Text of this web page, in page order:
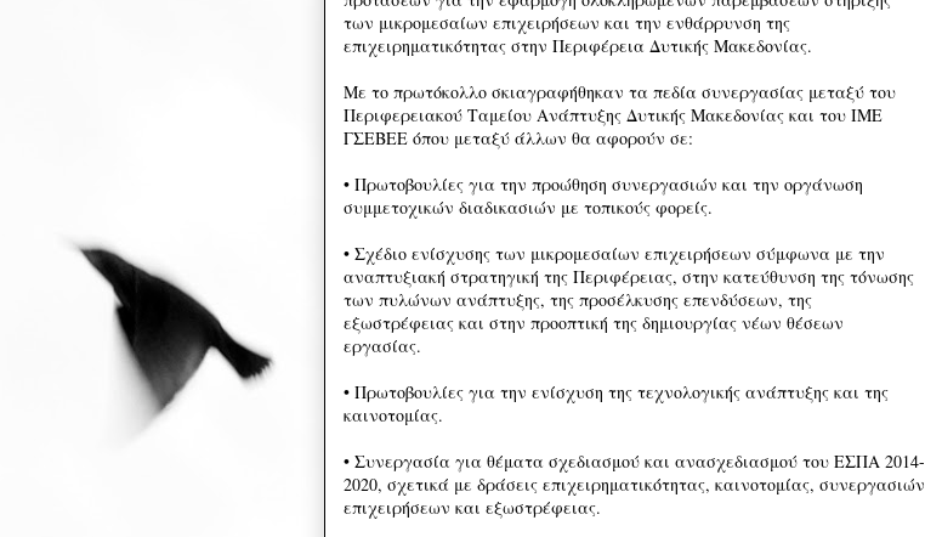
των μικρομεσαίων επιχειρήσεων και την ενθάρρυνση της
επιχειρηματικότητας στην Περιφέρεια Δυτικής Μακεδονίας.
Με το πρωτόκολλο σκιαγραφήθηκαν τα πεδία συνεργασίας μεταξύ του
Περιφερειακού Ταμείου Ανάπτυξης Δυτικής Μακεδονίας και του ΙΜΕ
ΓΣΕΒΕΕ όπου μεταξύ άλλων θα αφορούν σε:
• Πρωτοβουλίες για την προώθηση συνεργασιών και την οργάνωση
συμμετοχικών διαδικασιών με τοπικούς φορείς.
• Σχέδιο ενίσχυσης των μικρομεσαίων επιχειρήσεων σύμφωνα με την
αναπτυξιακή στρατηγική της Περιφέρειας, στην κατεύθυνση της τόνωσης
των πυλώνων ανάπτυξης, της προσέλκυσης επενδύσεων, της
εξωστρέφειας και στην προοπτική της δημιουργίας νέων θέσεων
εργασίας.
• Πρωτοβουλίες για την ενίσχυση της τεχνολογικής ανάπτυξης και της
καινοτομίας.
• Συνεργασία για θέματα σχεδιασμού και ανασχεδιασμού του ΕΣΠΑ 2014-
2020, σχετικά με δράσεις επιχειρηματικότητας, καινοτομίας, συνεργασιών
επιχειρήσεων και εξωστρέφειας.